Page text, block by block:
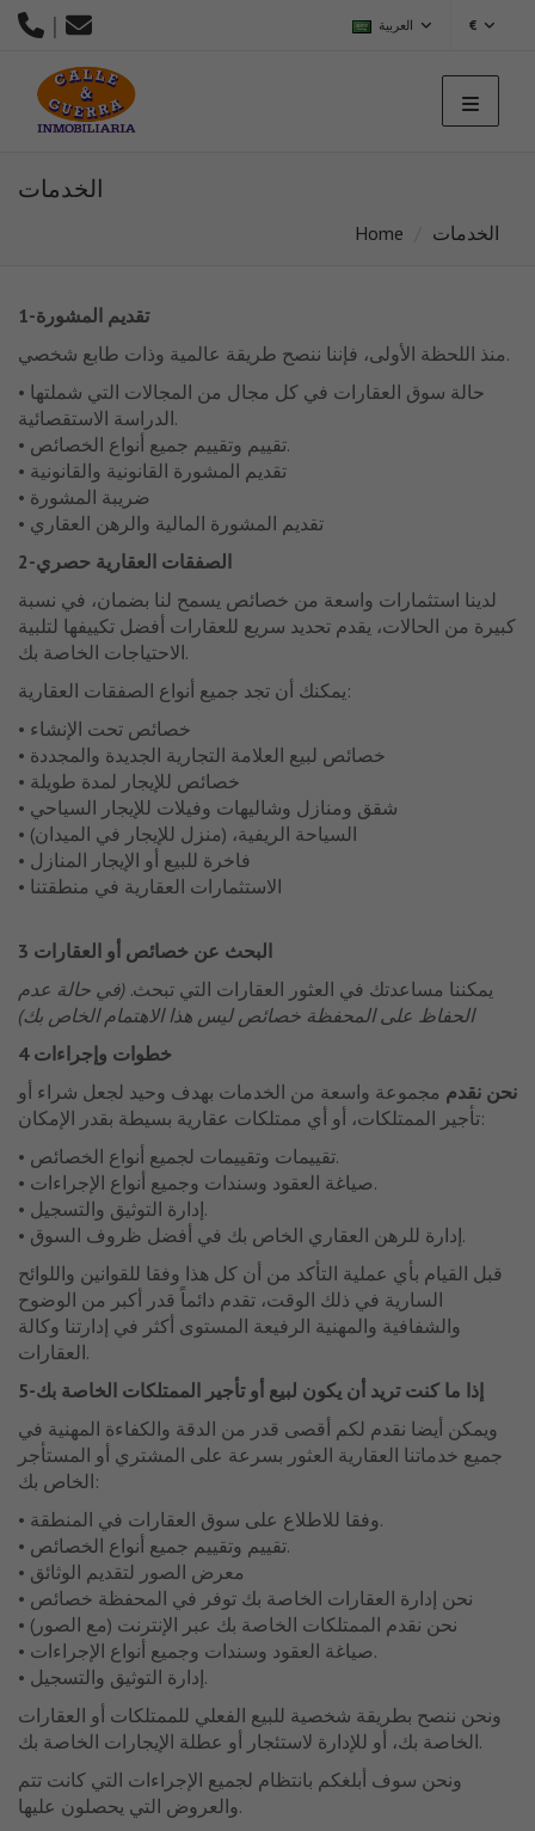
| العربية €
الخدمات
Home الخدمات
1-تقديم المشورة
منذ اللحظة الأولى، فإننا ننصح طريقة عالمية وذات طابع شخصي.
• حالة سوق العقارات في كل مجال من المجالات التي شملتها
الدراسة الاستقصائية.
• تقييم وتقييم جميع أنواع الخصائص.
• تقديم المشورة القانونية والقانونية
• ضريبة المشورة
• تقديم المشورة المالية والرهن العقاري
2-الصفقات العقارية حصري
لدينا استثمارات واسعة من خصائص يسمح لنا بضمان، في نسبة
كبيرة من الحالات، يقدم تحديد سريع للعقارات أفضل تكييفها لتلبية
الاحتياجات الخاصة بك.
يمكنك أن تجد جميع أنواع الصفقات العقارية:
• خصائص تحت الإنشاء
• خصائص لبيع العلامة التجارية الجديدة والمجددة
• خصائص للإيجار لمدة طويلة
• شقق ومنازل وشاليهات وفيلات للإيجار السياحي
• السياحة الريفية، (منزل للإيجار في الميدان)
• فاخرة للبيع أو الإيجار المنازل
• الاستثمارات العقارية في منطقتنا
3 البحث عن خصائص أو العقارات
يمكننا مساعدتك في العثور العقارات التي تبحث. (في حالة عدم
الحفاظ على المحفظة خصائص ليس هذا الاهتمام الخاص بك)
4 خطوات وإجراءات
نحن نقدم مجموعة واسعة من الخدمات بهدف وحيد لجعل شراء أو
تأجير الممتلكات، أو أي ممتلكات عقارية بسيطة بقدر الإمكان:
• تقييمات وتقييمات لجميع أنواع الخصائص.
• صياغة العقود وسندات وجميع أنواع الإجراءات.
• إدارة التوثيق والتسجيل.
• إدارة للرهن العقاري الخاص بك في أفضل ظروف السوق.
قبل القيام بأي عملية التأكد من أن كل هذا وفقا للقوانين واللوائح
السارية في ذلك الوقت، تقدم دائماً قدر أكبر من الوضوح
والشفافية والمهنية الرفيعة المستوى أكثر في إدارتنا وكالة
العقارات.
5-إذا ما كنت تريد أن يكون لبيع أو تأجير الممتلكات الخاصة بك
ويمكن أيضا نقدم لكم أقصى قدر من الدقة والكفاءة المهنية في
جميع خدماتنا العقارية العثور بسرعة على المشتري أو المستأجر
الخاص بك:
• وفقا للاطلاع على سوق العقارات في المنطقة.
• تقييم وتقييم جميع أنواع الخصائص.
• معرض الصور لتقديم الوثائق
• نحن إدارة العقارات الخاصة بك توفر في المحفظة خصائص
• نحن نقدم الممتلكات الخاصة بك عبر الإنترنت (مع الصور)
• صياغة العقود وسندات وجميع أنواع الإجراءات.
• إدارة التوثيق والتسجيل.
ونحن ننصح بطريقة شخصية للبيع الفعلي للممتلكات أو العقارات
الخاصة بك، أو للإدارة لاستئجار أو عطلة الإيجارات الخاصة بك.
ونحن سوف أبلغكم بانتظام لجميع الإجراءات التي كانت تتم
والعروض التي يحصلون عليها.